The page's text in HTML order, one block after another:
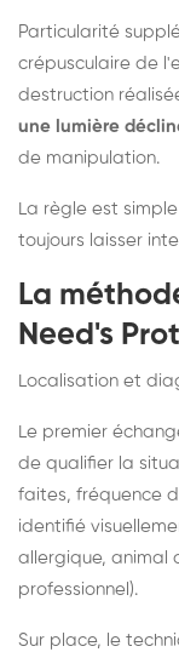
Particularité
crépusculaire de
destruction
une lumière
de manipulation.
La règle est
toujours laisser
La
Need's
Localisation et
Le premier
de qualifier la
faites, fréquence
identifié
allergique, animal
professionnel).
Sur place, le